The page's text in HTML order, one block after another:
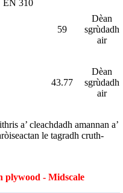
EN 310
59
Dèan
sgrùdadh
air
43.77
Dèan
sgrùdadh
air
a’ cleachdadh amannan a’
le tagradh cruth-
plywood - Midscale